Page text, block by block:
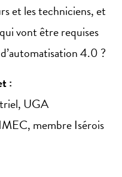
et les techniciens, et
vont être requises
4.0 ?
:
UGA
membre Isérois